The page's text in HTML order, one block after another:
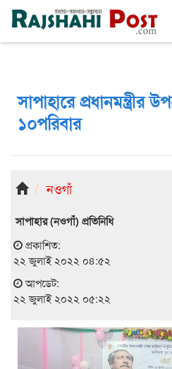
রাজশাহী রবিবার, ৯ই আগস্ট ২০২৬, ২৫শে
সাপাহারে প্রধানমন্ত্রীর
১০পরিবার
নওগাঁ
সাপাহার (নওগাঁ) প্রতিনিধি
প্রকাশিত:
২২ জুলাই ২০২২ ০৪:৫২
আপডেট:
২২ জুলাই ২০২২ ০৫:২২